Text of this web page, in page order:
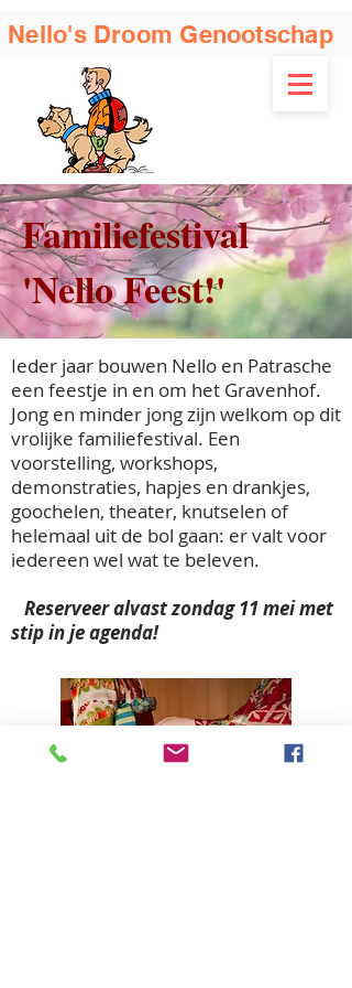
Nello's Droom Genootschap
Familiefestival
'Nello Feest!'
Ieder jaar bouwen Nello en Patrasche
een feestje in en om het Gravenhof.
Jong en minder jong zijn welkom op dit
vrolijke familiefestival. Een
voorstelling, workshops,
demonstraties, hapjes en drankjes,
goochelen, theater, knutselen of
helemaal uit de bol gaan: er valt voor
iedereen wel wat te beleven.
Reserveer alvast zondag 11 mei met
stip in je agenda!